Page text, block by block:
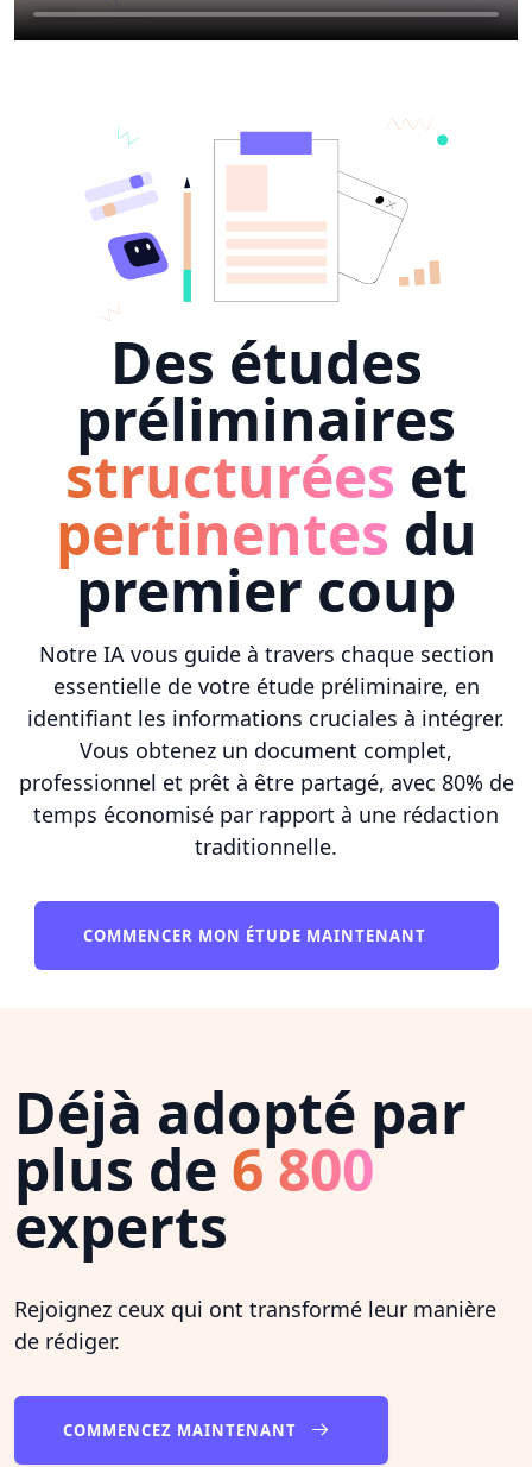
Des études
préliminaires
structurées et
pertinentes du
premier coup
Notre IA vous guide à travers chaque section
essentielle de votre étude préliminaire, en
identifiant les informations cruciales à intégrer.
Vous obtenez un document complet,
professionnel et prêt à être partagé, avec 80% de
temps économisé par rapport à une rédaction
traditionnelle.
COMMENCER MON ÉTUDE MAINTENANT
Déjà adopté par
plus de 6 800
experts
Rejoignez ceux qui ont transformé leur manière
de rédiger.
COMMENCEZ MAINTENANT